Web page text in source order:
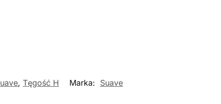
, Tęgość H Marka: Suave